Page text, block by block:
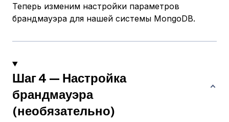
Теперь изменим настройки параметров
брандмауэра для нашей системы MongoDB.
Шаг 4 — Настройка
брандмауэра
(необязательно)